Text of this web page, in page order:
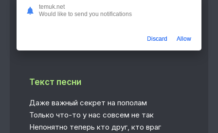
Мальчик (cover)
Текст песни
Даже важный секрет на пополам
Только что-то у нас совсем не так
Непонятно теперь кто друг, кто враг
temuk.net
Would like to send you notifications
Discard Allow